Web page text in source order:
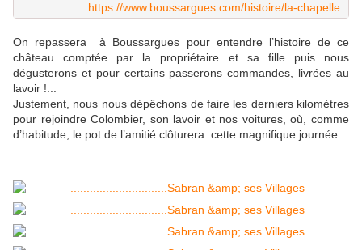
https://www.boussargues.com/histoire/la-chapelle
On repassera à Boussargues pour entendre l’histoire de ce
château comptée par la propriétaire et sa fille puis nous
dégusterons et pour certains passerons commandes, livrées au
lavoir !...
Justement, nous nous dépêchons de faire les derniers kilomètres
pour rejoindre Colombier, son lavoir et nos voitures, où, comme
d’habitude, le pot de l’amitié clôturera cette magnifique journée.